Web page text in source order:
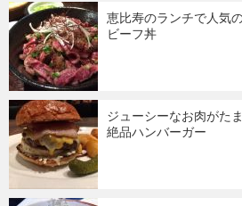
恵比寿のランチで人気
ビーフ丼
ジューシーなお肉がた
絶品ハンバーガー